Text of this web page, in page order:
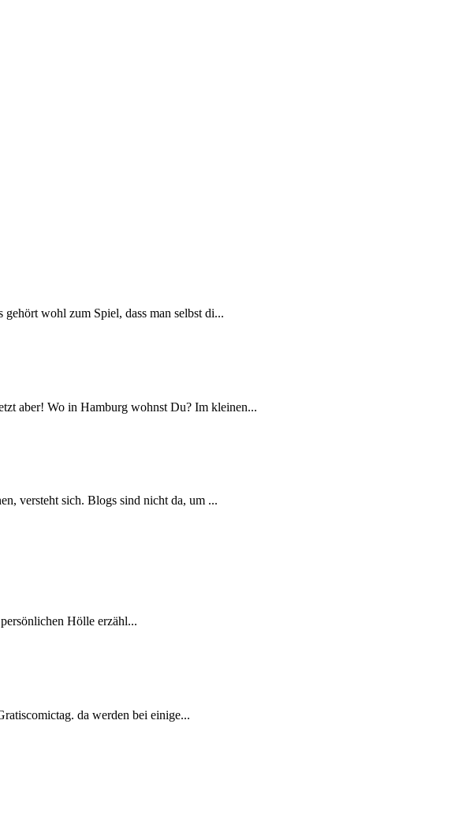
wohl zum Spiel, dass man selbst di...
aber! Wo in Hamburg wohnst Du? Im kleinen...
versteht sich. Blogs sind nicht da, um ...
Hölle erzähl...
da werden bei einige...